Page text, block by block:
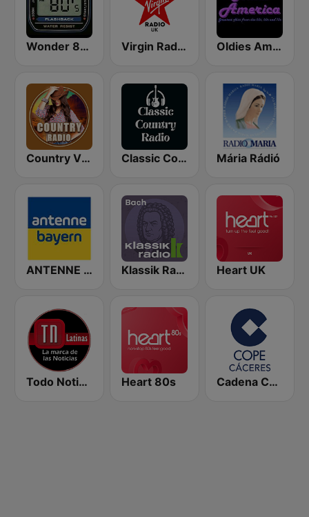
Wonder 80's Virgin Radio UK Oldies America
Country Vibes Classic Country Radio Mária Rádió
ANTENNE BAYERN Klassik Radio Bach Heart UK
Todo Noticias Latinas Heart 80s Cadena COPE Cáceres